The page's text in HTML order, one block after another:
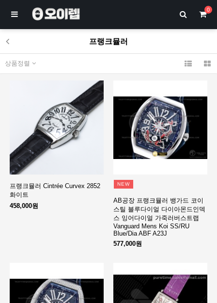
0
프랭크뮬러
상품정렬
프랭크뮬러 Cintrée Curvex 2852
화이트
458,000원
NEW
AB공장 프랭크뮬러 뱅가드 코이
스틸 블루다이얼 다이아몬드인덱
스 잉어다이얼 가죽러버스트랩
Vanguard Mens Koi SS/RU
Blue/Dia ABF A23J
577,000원